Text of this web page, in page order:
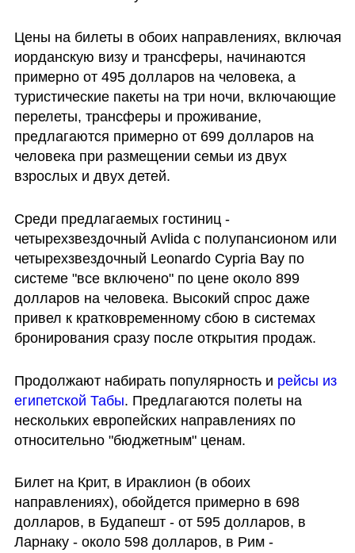
Цены на билеты в обоих направлениях, включая
иорданскую визу и трансферы, начинаются
примерно от 495 долларов на человека, а
туристические пакеты на три ночи, включающие
перелеты, трансферы и проживание,
предлагаются примерно от 699 долларов на
человека при размещении семьи из двух
взрослых и двух детей.
Среди предлагаемых гостиниц -
четырехзвездочный Avlida с полупансионом или
четырехзвездочный Leonardo Cypria Bay по
системе "все включено" по цене около 899
долларов на человека. Высокий спрос даже
привел к кратковременному сбою в системах
бронирования сразу после открытия продаж.
Продолжают набирать популярность и рейсы из
египетской Табы. Предлагаются полеты на
нескольких европейских направлениях по
относительно "бюджетным" ценам.
Билет на Крит, в Ираклион (в обоих
направлениях), обойдется примерно в 698
долларов, в Будапешт - от 595 долларов, в
Ларнаку - около 598 долларов, в Рим -